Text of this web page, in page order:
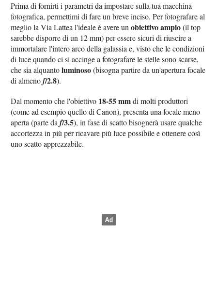
Prima di fornirti i parametri da impostare sulla tua macchina
fotografica, permettimi di fare un breve inciso. Per fotografare al
meglio la Via Lattea l'ideale è avere unobiettivo ampio(il top
sarebbe disporre di un 12 mm) per essere sicuri di riuscire a
immortalare l'intero arco della galassia e, visto che le condizioni
di luce quando ci si accinge a fotografare le stelle sono scarse,
che sia alquantoluminoso(bisogna partire da un'apertura focale
di almenof/2.8).
Dal momento che l'obiettivo 18-55 mmdi molti produttori
(come ad esempio quello di Canon), presenta una focale meno
aperta (parte daf/3.5), in fase di scatto bisognerà usare qualche
accortezza in più per ricavare più luce possibile e ottenere così
uno scatto apprezzabile.